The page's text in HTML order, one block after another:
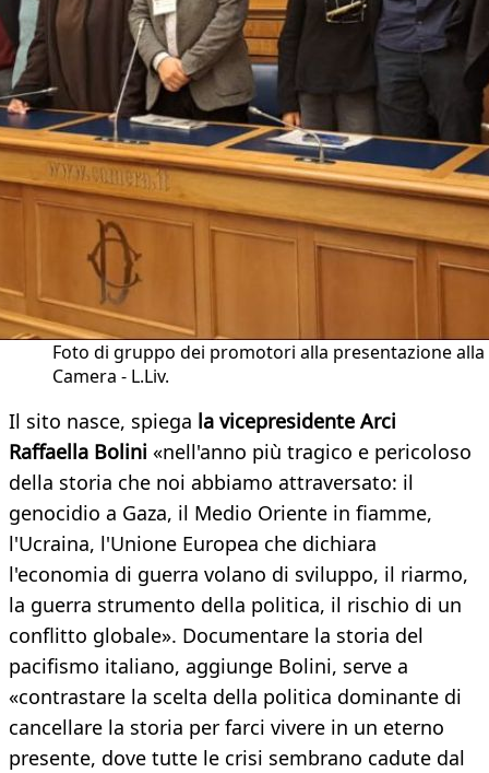
Foto di gruppo dei promotori alla presentazione alla
Camera - L.Liv.
Il sito nasce, spiega la vicepresidente Arci
Raffaella Bolini «nell'anno più tragico e pericoloso
della storia che noi abbiamo attraversato: il
genocidio a Gaza, il Medio Oriente in fiamme,
l'Ucraina, l'Unione Europea che dichiara
l'economia di guerra volano di sviluppo, il riarmo,
la guerra strumento della politica, il rischio di un
conflitto globale». Documentare la storia del
pacifismo italiano, aggiunge Bolini, serve a
«contrastare la scelta della politica dominante di
cancellare la storia per farci vivere in un eterno
presente, dove tutte le crisi sembrano cadute dal